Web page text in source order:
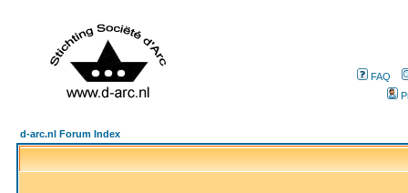
FAQ
d-arc.nl Forum Index